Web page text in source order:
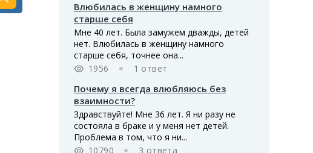
Влюбилась в женщину намного
старше себя
Мне 40 лет. Была замужем дважды, детей
нет. Влюбилась в женщину намного
старше себя, точнее она...
1956
1 ответ
Почему я всегда влюбляюсь без
взаимности?
Здравствуйте! Мне 36 лет. Я ни разу не
состояла в браке и у меня нет детей.
Проблема в том, что я ни...
10790
3 ответа